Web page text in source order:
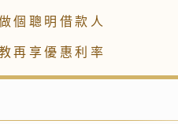
個聰明借款人
再享優惠利率